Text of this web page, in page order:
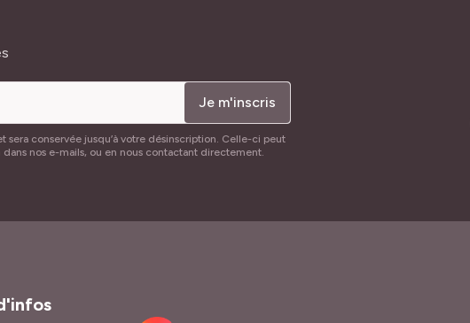
Je m'inscris
conservée jusqu’à votre désinscription. Celle-ci peut
nos e-mails, ou en nous contactant directement.